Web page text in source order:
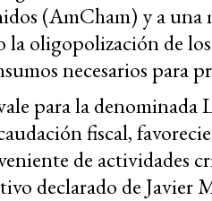
(AmCham) y a
la oligopolización de
necesarios para
para la denominada
fiscal,
de actividades
declarado de Javier